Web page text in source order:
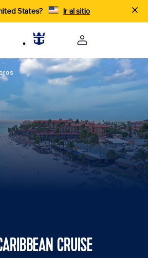
States? Ir al sitio
CRUISE